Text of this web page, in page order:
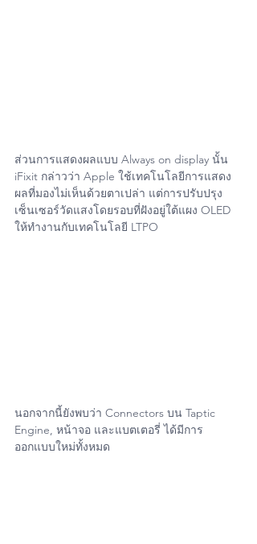
ส่วนการแสดงผลแบบ Always on display นั้น
iFixit กล่าวว่า Apple ใช้เทคโนโลยีการแสดง
ผลที่มองไม่เห็นด้วยตาเปล่า แต่การปรับปรุง
เซ็นเซอร์วัดแสงโดยรอบที่ฝังอยู่ใต้แผง OLED
ให้ทำงานกับเทคโนโลยี LTPO
นอกจากนี้ยังพบว่า Connectors บน Taptic
Engine, หน้าจอ และแบตเตอรี่ ได้มีการ
ออกแบบใหม่ทั้งหมด